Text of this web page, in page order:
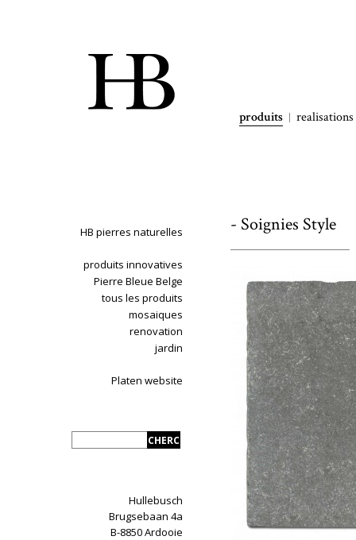
produits realisations
HB pierres naturelles
produits innovatives
Pierre Bleue Belge
tous les produits
mosaiques
renovation
jardin
Platen website
Hullebusch
Brugsebaan 4a
B-8850 Ardooie
- Soignies Style